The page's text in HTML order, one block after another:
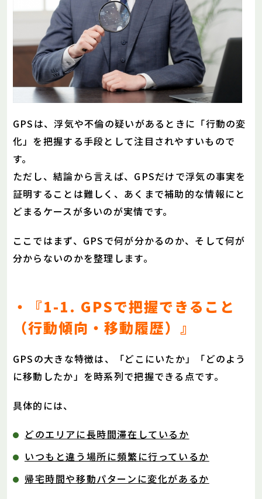
GPSは、浮気や不倫の疑いがあるときに「行動の変
化」を把握する手段として注目されやすいもので
す。
ただし、結論から言えば、GPSだけで浮気の事実を
証明することは難しく、あくまで補助的な情報にと
どまるケースが多いのが実情です。
ここではまず、GPSで何が分かるのか、そして何が
分からないのかを整理します。
・『1-1. GPSで把握できること
（行動傾向・移動履歴）』
GPSの大きな特徴は、「どこにいたか」「どのよう
に移動したか」を時系列で把握できる点です。
具体的には、
どのエリアに長時間滞在しているか
いつもと違う場所に頻繁に行っているか
帰宅時間や移動パターンに変化があるか